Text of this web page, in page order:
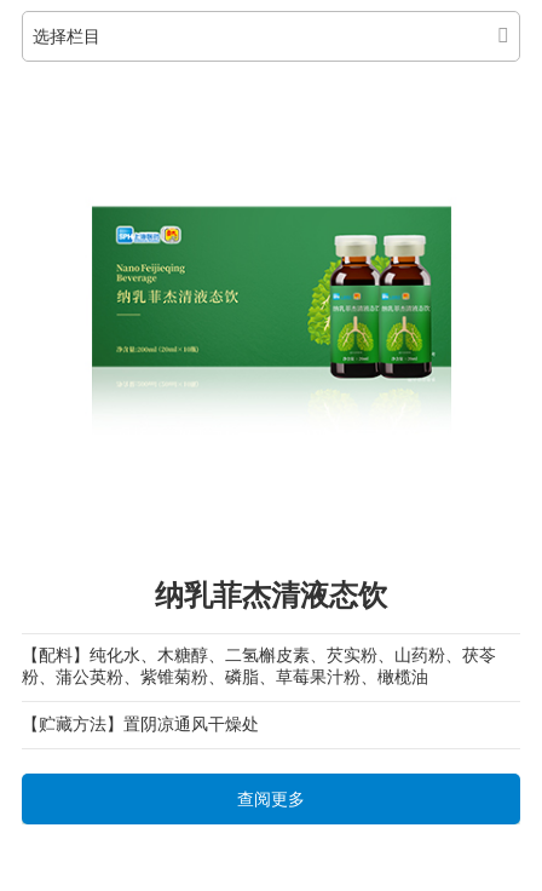
选择栏目
纳乳菲杰清液态饮
【配料】纯化水、木糖醇、二氢槲皮素、芡实粉、山药粉、茯苓
粉、蒲公英粉、紫锥菊粉、磷脂、草莓果汁粉、橄榄油
【贮藏方法】置阴凉通风干燥处
查阅更多